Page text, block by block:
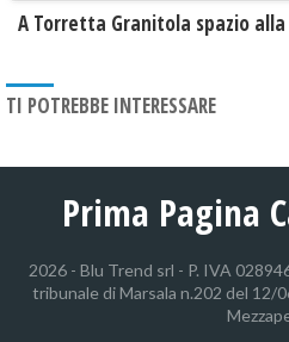
​A Torretta Granitola spazio
TI POTREBBE INTERESSARE
Prima Pagina
2026 - Blu Trend srl - P. IVA
tribunale di Marsala n.202 del 12/